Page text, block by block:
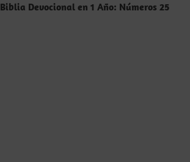
Biblia Devocional en 1 Año: Números 25